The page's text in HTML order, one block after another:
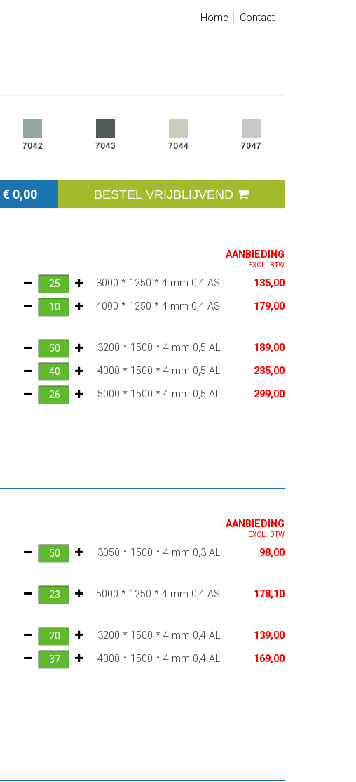
Home Contact
€ 0,00 BESTEL VRIJBLIJVEND
AANBIEDING
EXCL. BTW
3000 * 1250 * 4 mm 0,4 AS
135,00
4000 * 1250 * 4 mm 0,4 AS
179,00
3200 * 1500 * 4 mm 0,5 AL
189,00
4000 * 1500 * 4 mm 0,5 AL
235,00
5000 * 1500 * 4 mm 0,5 AL
299,00
AANBIEDING
EXCL. BTW
3050 * 1500 * 4 mm 0,3 AL 98,00
5000 * 1250 * 4 mm 0,4 AS 178,10
3200 * 1500 * 4 mm 0,4 AL
139,00
4000 * 1500 * 4 mm 0,4 AL
169,00